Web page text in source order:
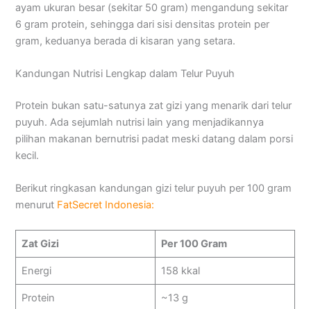
ayam ukuran besar (sekitar 50 gram) mengandung sekitar
6 gram protein, sehingga dari sisi densitas protein per
gram, keduanya berada di kisaran yang setara.
Kandungan Nutrisi Lengkap dalam Telur Puyuh
Protein bukan satu-satunya zat gizi yang menarik dari telur
puyuh. Ada sejumlah nutrisi lain yang menjadikannya
pilihan makanan bernutrisi padat meski datang dalam porsi
kecil.
Berikut ringkasan kandungan gizi telur puyuh per 100 gram
menurut FatSecret Indonesia:
Zat Gizi Per 100 Gram
Energi 158 kkal
Protein ~13 g